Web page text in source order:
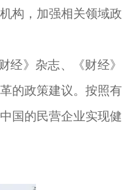
构，加强相关领域政
经》杂志、《财经》
的政策建议。按照有
国的民营企业实现健